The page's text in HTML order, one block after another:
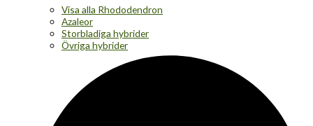
Visa alla Rhododendron
Azaleor
Storbladiga hybrider
Övriga hybrider